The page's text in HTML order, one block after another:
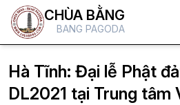
CHÙA BẰNG
BANG PAGODA
Hà Tĩnh: Đại lễ Phật
DL2021 tại Trung tâm